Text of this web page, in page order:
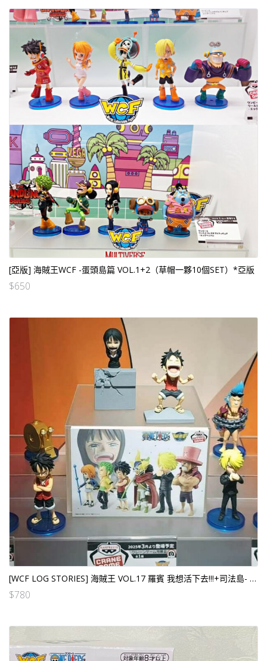
[亞版] 海賊王WCF -蛋頭島篇 VOL.1+2（草帽一夥10個SET）*亞版
$650
[WCF LOG STORIES] 海賊王 VOL.17 羅賓 我想活下去!!!+司法島- VOL.1+2 (12個SET）
$780